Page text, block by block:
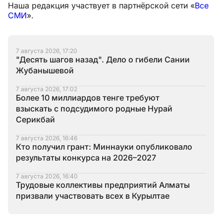
Наша редакция участвует в партнёрской сети «Все
СМИ».
7 августа 2026, 17:20
"Десять шагов назад". Дело о гибели Сании
Жубанышевой
7 августа 2026, 17:02
Более 10 миллиардов тенге требуют
взыскать с подсудимого родные Нурай
Серикбай
7 августа 2026, 16:46
Кто получил грант: Миннауки опубликовало
результаты конкурса на 2026–2027
7 августа 2026, 16:40
Трудовые коллективы предприятий Алматы
призвали участвовать всех в Курылтае